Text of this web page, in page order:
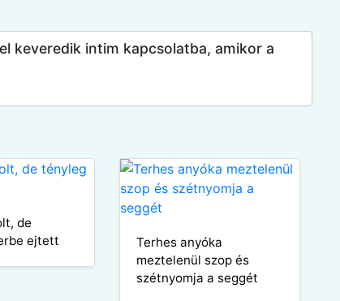
keveredik intim kapcsolatba, amikor a
de
ejtett
Terhes anyóka
meztelenül szop és
szétnyomja a seggét